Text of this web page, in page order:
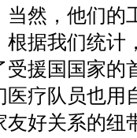
当然，他们的
据我们统计
援国国家的
疗队员也用
好关系的纽